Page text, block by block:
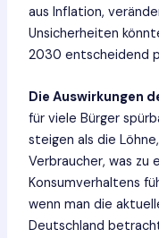
aus Inflation,
Unsicherheiten
2030 entscheidend
Die Auswirkungen
für viele Bürger
steigen als die
Verbraucher, was zu
Konsumverhaltens
wenn man die
Deutschland